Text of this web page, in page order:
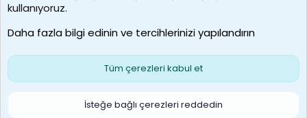
borabekirogluu
Son üye
Çerezler
S
kullanıyoruz.
Daha fazla bilgi edinin ve tercihlerinizi yapılandırın
Tüm çerezleri kabul et
İsteğe bağlı çerezleri reddedin